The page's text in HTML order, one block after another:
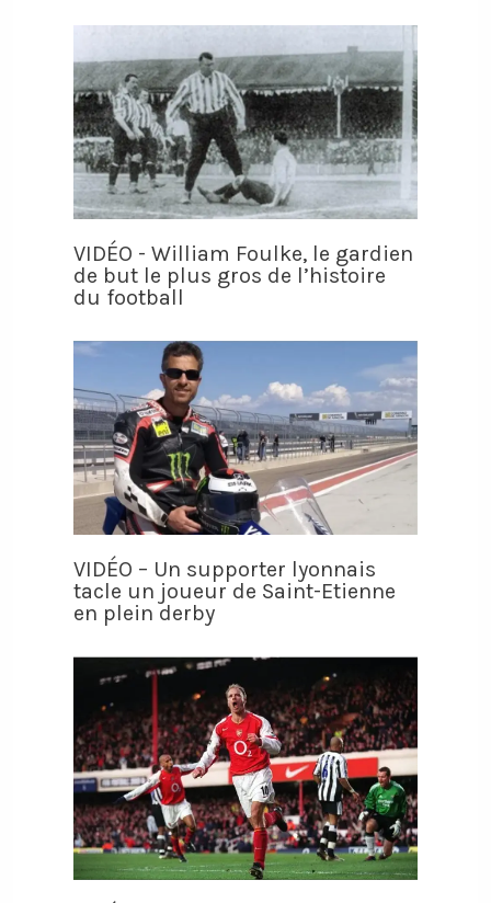
VIDÉO - William Foulke, le gardien
de but le plus gros de l’histoire
du football
VIDÉO – Un supporter lyonnais
tacle un joueur de Saint-Etienne
en plein derby